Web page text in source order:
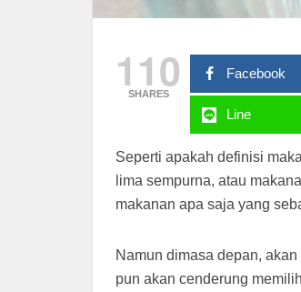
110
SHARES
Facebook
Line
Seperti apakah definisi
lima sempurna, atau
makanan apa saja yang
Namun dimasa depan,
pun akan cenderung